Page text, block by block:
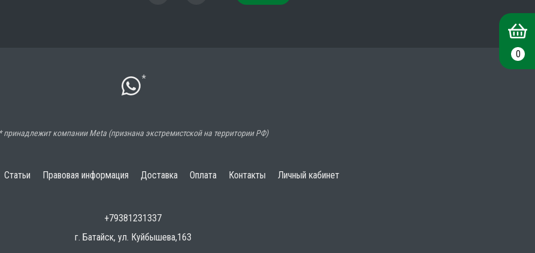
*
* принадлежит компании Meta (признана экстремистской на территории РФ)
Статьи Правовая информация Доставка Оплата Контакты Личный кабинет
+79381231337
г. Батайск, ул. Куйбышева,163
0